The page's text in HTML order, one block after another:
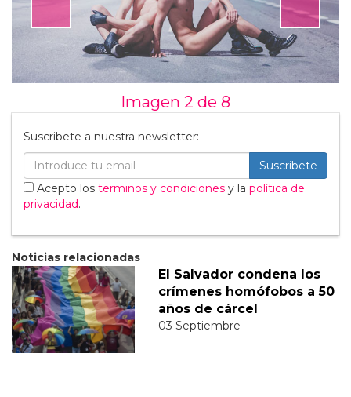
Imagen 2 de 8
Suscribete a nuestra newsletter:
Suscribete
Acepto los terminos y condiciones y la política de
privacidad.
Noticias relacionadas
El Salvador condena los
crímenes homófobos a 50
años de cárcel
03 Septiembre